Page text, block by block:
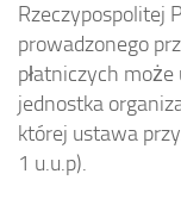
Rzeczypospolitej
prowadzonego
płatniczych
jednostka
której ustawa
1 u.u.p).